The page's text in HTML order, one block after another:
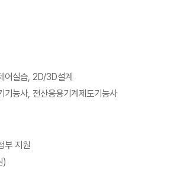
어실습, 2D/3D설계
능사, 전산응용기계제도기능사
부 지원
)